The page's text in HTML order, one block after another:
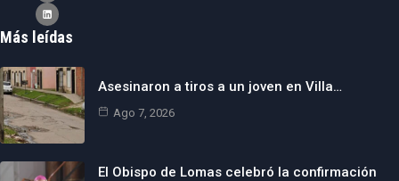
Más leídas
Asesinaron a tiros a un joven en Villa…
Ago 7, 2026
El Obispo de Lomas celebró la confirmación